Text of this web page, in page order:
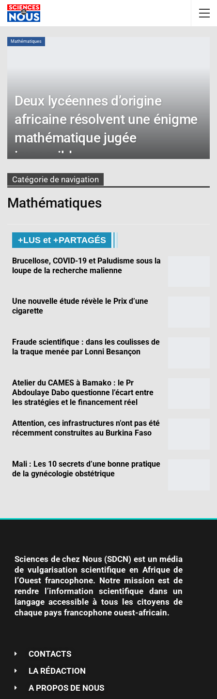
Mathématiques
Deux lycéennes d’origine
africaine résolvent une énigme
mathématique jugée
impossible
sciencesdecheznous@gmail.com Déc 23, 2024
Catégorie de navigation
Mathématiques
+LUS et +PARTAGÉS
Brucellose, COVID-19 et Paludisme sous la
loupe de la recherche malienne
Une nouvelle étude révèle le Prix d’une
cigarette
Fraude scientifique : dans les coulisses de
la traque menée par Lonni Besançon
Atelier du CAMES à Bamako : le Pr
Abdoulaye Dabo questionne l’écart entre
les stratégies et le financement réel
Attention, ces infrastructures n’ont pas été
récemment construites au Burkina Faso
Mali : Les 10 secrets d’une bonne pratique
de la gynécologie obstétrique
Sciences de chez Nous (SDCN) est un média
de vulgarisation scientifique en Afrique de
l’Ouest francophone. Notre mission est de
rendre l’information scientifique dans un
langage accessible à tous les citoyens de
chaque pays francophone ouest-africain.
CONTACTS
LA RÉDACTION
A PROPOS DE NOUS